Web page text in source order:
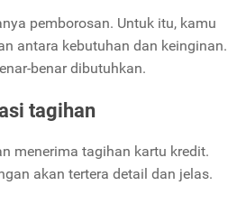
pemborosan. Untuk itu, kamu
antara kebutuhan dan keinginan.
benar dibutuhkan.
tagihan
menerima tagihan kartu kredit.
akan tertera detail dan jelas.